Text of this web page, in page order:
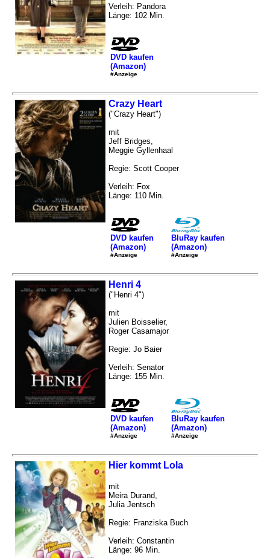
Verleih: Pandora
Länge: 102 Min.
DVD kaufen
(Amazon)
#Anzeige
Crazy Heart
("Crazy Heart")
mit
Jeff Bridges,
Meggie Gyllenhaal
Regie: Scott Cooper
Verleih: Fox
Länge: 110 Min.
DVD kaufen
(Amazon)
#Anzeige
BluRay kaufen
(Amazon)
#Anzeige
Henri 4
("Henri 4")
mit
Julien Boisselier,
Roger Casamajor
Regie: Jo Baier
Verleih: Senator
Länge: 155 Min.
DVD kaufen
(Amazon)
#Anzeige
BluRay kaufen
(Amazon)
#Anzeige
Hier kommt Lola
mit
Meira Durand,
Julia Jentsch
Regie: Franziska Buch
Verleih: Constantin
Länge: 96 Min.